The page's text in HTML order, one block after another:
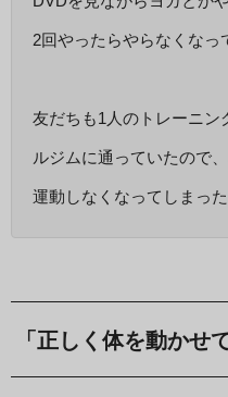
2回やったらやらなくなっ
友だちも1人のトレーニン
ルジムに通っていたので
運動しなくなってしまっ
「正しく体を動かせ